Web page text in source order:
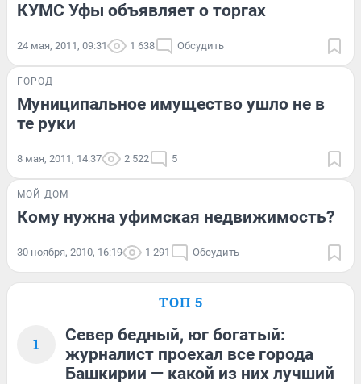
КУМС Уфы объявляет о торгах
24 мая, 2011, 09:31 1 638 Обсудить
ГОРОД
Муниципальное имущество ушло не в
те руки
8 мая, 2011, 14:37 2 522 5
МОЙ ДОМ
Кому нужна уфимская недвижимость?
30 ноября, 2010, 16:19 1 291 Обсудить
ТОП 5
1
Север бедный, юг богатый:
журналист проехал все города
Башкирии — какой из них лучший